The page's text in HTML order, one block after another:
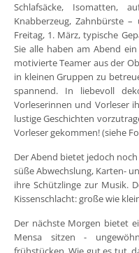
Schlafsäcke, Isomatten,
Knabberzeug, Zahnbürste
Freitag, 1. März, typische
Sie alle haben am Abend
motivierte Teamer aus der
in kleinen Gruppen zu
spannend. In liebevoll
Vorleserinnen und Vorleser
lustige Geschichten
Vorleser gekommen! (siehe
Der Abend bietet jedoch
süße Abwechslung, Karten-
ihre Schützlinge zur Musik.
Kissenschlacht: große wie
Der nächste Morgen bietet
Mensa sitzen -